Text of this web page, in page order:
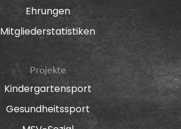
Ehrungen
Mitgliederstatistiken
Projekte
Kindergartensport
Gesundheitssport